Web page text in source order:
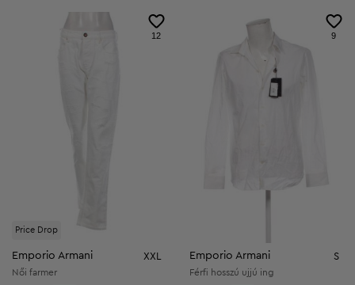
Price Drop
12
Emporio Armani XXL
Női farmer
9
Emporio Armani S
Férfi hosszú ujjú ing